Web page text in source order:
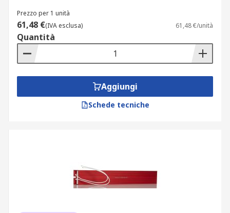
Prezzo per 1 unità
61,48 €(IVA esclusa) 61,48 €/unità
Quantità
Aggiungi
Schede tecniche